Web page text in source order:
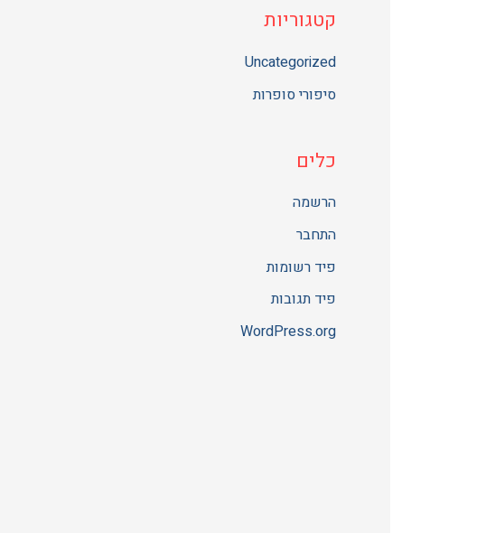
קטגוריות
Uncategorized
סיפורי סופרות
כלים
הרשמה
התחבר
פיד רשומות
פיד תגובות
WordPress.org